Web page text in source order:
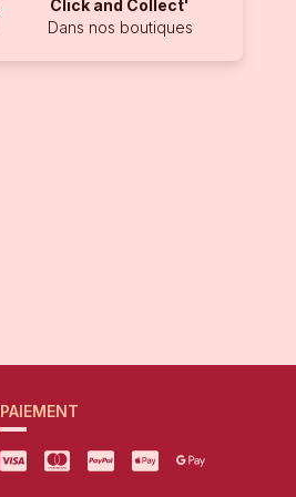
Click and Collect'
Dans nos boutiques
PAIEMENT